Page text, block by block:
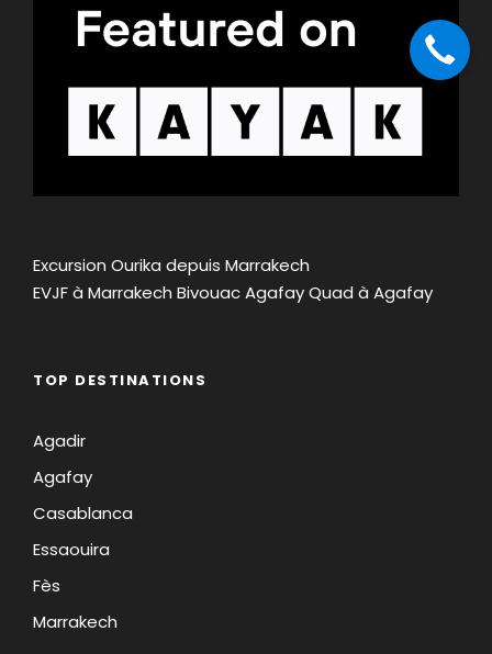
Excursion Ourika depuis Marrakech
EVJF à Marrakech Bivouac AgafayQuad à Agafay
TOP DESTINATIONS
Agadir
Agafay
Casablanca
Essaouira
Fès
Marrakech